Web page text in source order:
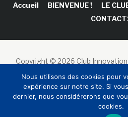
Accueil BIENVENUE ! LE
Copyright © 2026 Club
Sinapses
Nous utilisons des cookies pour
expérience sur notre site. Si
dernier, nous considérerons que
cookies.